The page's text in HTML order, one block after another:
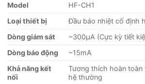
Model
HF-CH1
Loại thiết bị
Đầu báo nhiệt cố định
Dòng giám sát
~300µA (Cực kỳ tiết
Dòng báo động
~15mA
Khả năng kết
nối
Tương thích hoàn
hệ thường